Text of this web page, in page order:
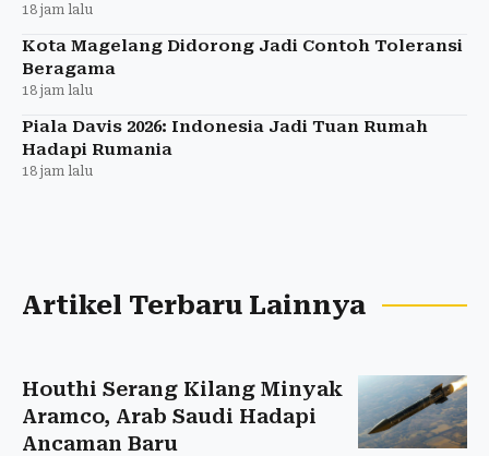
18 jam lalu
Kota Magelang Didorong Jadi Contoh Toleransi
Beragama
18 jam lalu
Piala Davis 2026: Indonesia Jadi Tuan Rumah
Hadapi Rumania
18 jam lalu
Artikel Terbaru Lainnya
Houthi Serang Kilang Minyak
Aramco, Arab Saudi Hadapi
Ancaman Baru